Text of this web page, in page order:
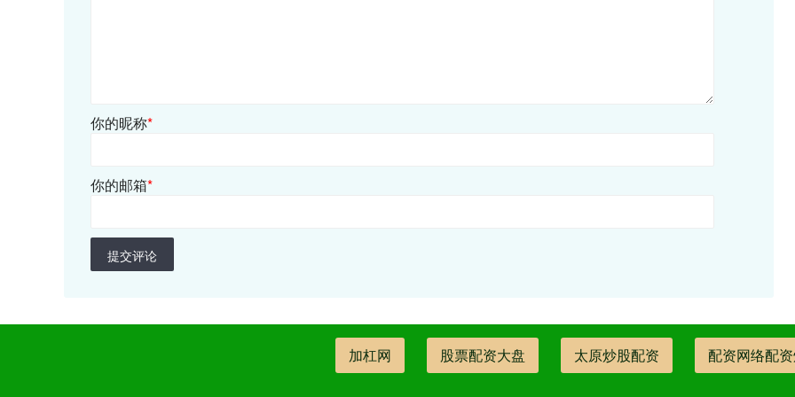
你的昵称*
你的邮箱*
提交评论
加杠网 股票配资大盘 太原炒股配资 配资网络配